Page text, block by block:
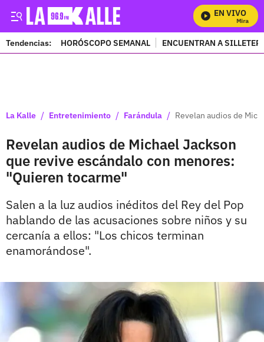
EN VIVO
Mira
Tendencias: HORÓSCOPO SEMANAL ENCUENTRAN A
La Kalle / Entretenimiento / Farándula / Revelan audios de
Revelan audios de Michael Jackson
que revive escándalo con menores:
"Quieren tocarme"
Salen a la luz audios inéditos del Rey del Pop
hablando de las acusaciones sobre niños y su
cercanía a ellos: "Los chicos terminan
enamorándose".